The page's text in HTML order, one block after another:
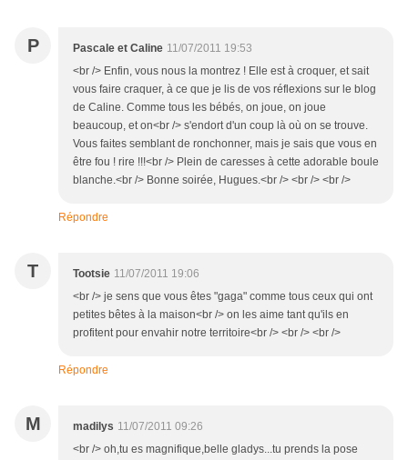
P Pascale et Caline 11/07/2011 19:53
<br /> Enfin, vous nous la montrez ! Elle est à croquer, et sait
vous faire craquer, à ce que je lis de vos réflexions sur le blog
de Caline. Comme tous les bébés, on joue, on joue
beaucoup, et on<br /> s'endort d'un coup là où on se trouve.
Vous faites semblant de ronchonner, mais je sais que vous en
être fou ! rire !!!<br /> Plein de caresses à cette adorable boule
blanche.<br /> Bonne soirée, Hugues.<br /> <br /> <br />
Répondre
T Tootsie 11/07/2011 19:06
<br /> je sens que vous êtes "gaga" comme tous ceux qui ont
petites bêtes à la maison<br /> on les aime tant qu'ils en
profitent pour envahir notre territoire<br /> <br /> <br />
Répondre
M madilys 11/07/2011 09:26
<br /> oh,tu es magnifique,belle gladys...tu prends la pose